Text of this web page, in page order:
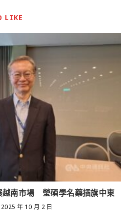
LIKE
越南市場 瑩碩學名藥插旗中東
2025 年 10 月 2 日